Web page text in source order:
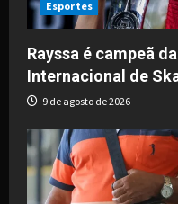
Esportes
Rayssa é campeã
Internacional de
9 de agosto de 2026